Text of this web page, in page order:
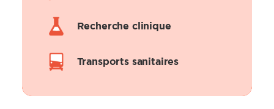
Recherche clinique
Transports sanitaires